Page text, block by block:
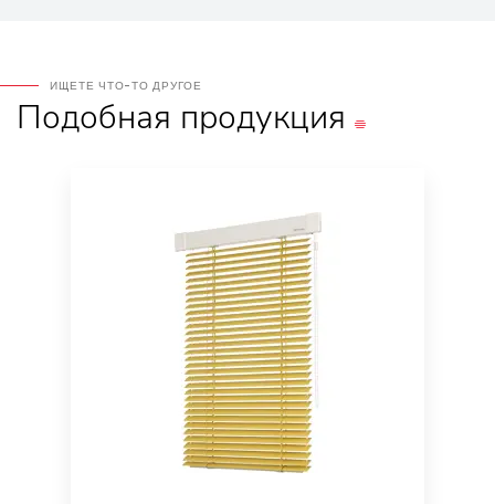
ИЩЕТЕ ЧТО-ТО ДРУГОЕ
Подобная продукция